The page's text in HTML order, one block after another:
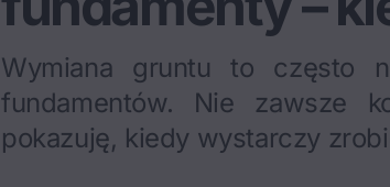
Wymiana gruntu to często
fundamentów. Nie zawsze
pokazuję, kiedy wystarczy